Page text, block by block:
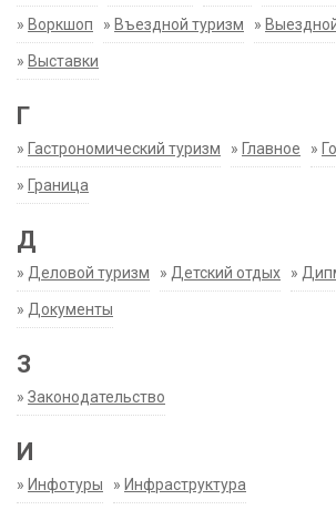
» Воркшоп » Въездной туризм »
» Выставки
Г
» Гастрономический туризм » Главное »
» Граница
Д
» Деловой туризм » Детский отдых »
» Документы
З
» Законодательство
И
» Инфотуры » Инфраструктура